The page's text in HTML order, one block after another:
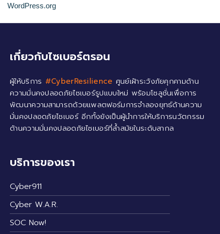
WordPress.org
เกี่ยวกับไซเบอร์ตรอน
ผู้ให้บริการ #CyberResilience ศูนย์เฝ้าระวังภัยคุกคามด้าน
ความมั่นคงปลอดภัยไซเบอร์รูปแบบใหม่ พร้อมโซลูชั่นเพื่อการ
พัฒนาความสามารถด้วยแพลตฟอร์มการจำลองยุทธ์ด้านความ
มั่นคงปลอดภัยไซเบอร์ อีกทั้งยังเป็นผู้นำการให้บริการนวัตกรรม
ด้านความมั่นคงปลอดภัยไซเบอร์ที่ล้ำสมัยในระดับสากล
บริการของเรา
Cyber911
Cyber W.A.R.
SOC Now!